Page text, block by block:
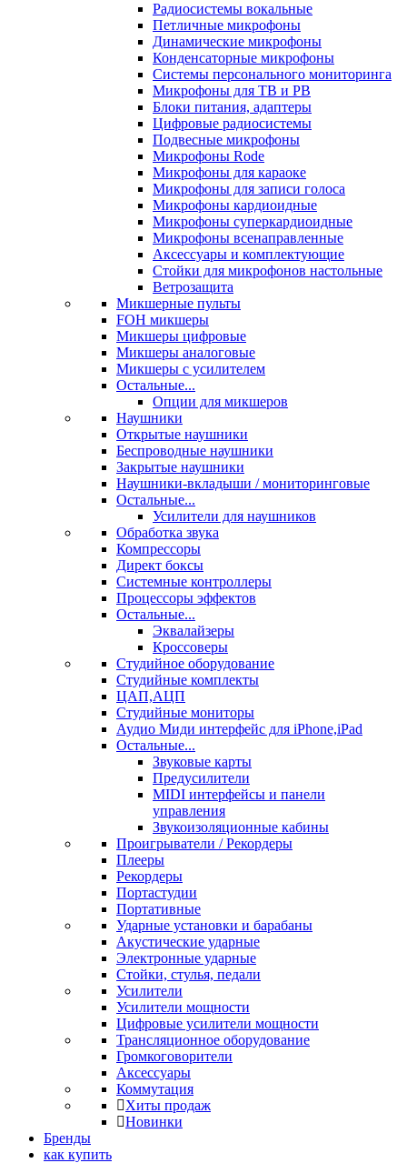
Радиосистемы вокальные
Петличные микрофоны
Динамические микрофоны
Конденсаторные микрофоны
Системы персонального мониторинга
Микрофоны для ТВ и РВ
Блоки питания, адаптеры
Цифровые радиосистемы
Подвесные микрофоны
Микрофоны Rode
Микрофоны для караоке
Микрофоны для записи голоса
Микрофоны кардиоидные
Микрофоны суперкардиоидные
Микрофоны всенаправленные
Аксессуары и комплектующие
Стойки для микрофонов настольные
Ветрозащита
Микшерные пульты
FOH микшеры
Микшеры цифровые
Микшеры аналоговые
Микшеры с усилителем
Остальные...
Опции для микшеров
Наушники
Открытые наушники
Беспроводные наушники
Закрытые наушники
Наушники-вкладыши / мониторинговые
Остальные...
Усилители для наушников
Обработка звука
Компрессоры
Директ боксы
Системные контроллеры
Процессоры эффектов
Остальные...
Эквалайзеры
Кроссоверы
Студийное оборудование
Студийные комплекты
ЦАП,АЦП
Студийные мониторы
Аудио Миди интерфейс для iPhone,iPad
Остальные...
Звуковые карты
Предусилители
MIDI интерфейсы и панели
управления
Звукоизоляционные кабины
Проигрыватели / Рекордеры
Плееры
Рекордеры
Портастудии
Портативные
Ударные установки и барабаны
Акустические ударные
Электронные ударные
Стойки, стулья, педали
Усилители
Усилители мощности
Цифровые усилители мощности
Трансляционное оборудование
Громкоговорители
Аксессуары
Коммутация
Хиты продаж
Новинки
Бренды
как купить